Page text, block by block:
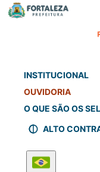
INSTITUCIONAL
OUVIDORIA
O QUE SÃO OS
ALTO